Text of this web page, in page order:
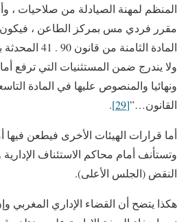
المنظم لمهنة الصيادلة من صلاحيات ،
مقرر فردي مس بمركز الطاعن ، فيكون
المادة الثامنة
ولا يندرج ضمن المستثنيات التي ترفع
ونهائيا والمنصوص عليها في المادة
القانون…”[29]
.
أما قرارات الهيئات الأخرى فيطعن فيها
وتستأنف أمام محاكم الاستئناف
النقض (الجلس الأعلى).
هكذا يتضح أن القضاء الإداري المغربي